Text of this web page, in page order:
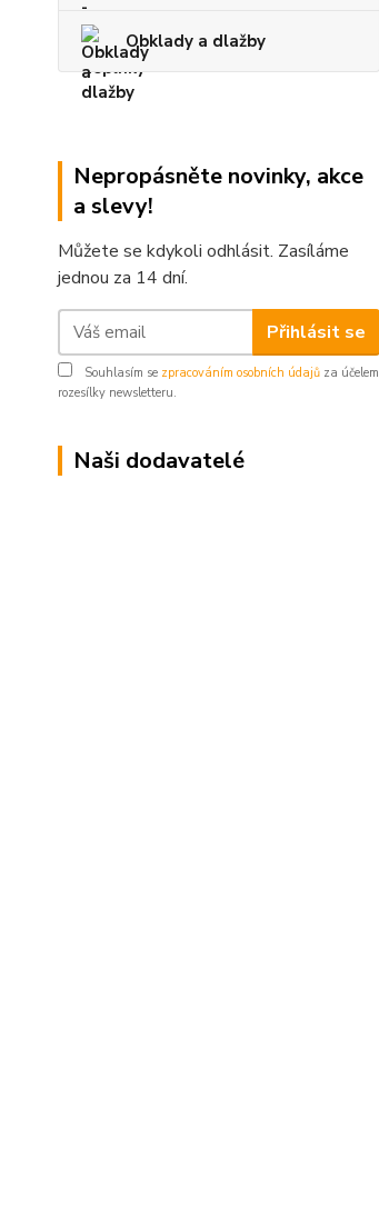
Obklady a dlažby
Nepropásněte novinky, akce
a slevy!
Můžete se kdykoli odhlásit. Zasíláme
jednou za 14 dní.
Přihlásit se
Souhlasím se zpracováním osobních údajů za účelem
rozesílky newsletteru.
Naši dodavatelé